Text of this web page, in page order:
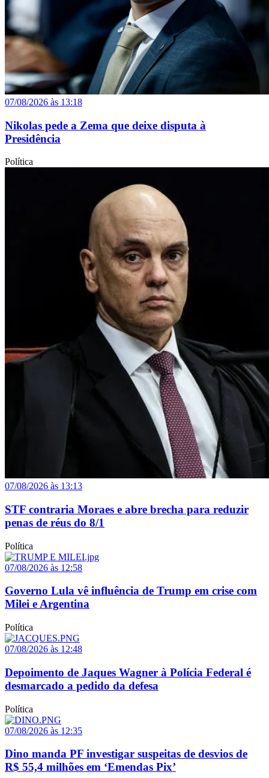
07/08/2026 às 13:18
Nikolas pede a Zema que deixe disputa à
Presidência
Política
07/08/2026 às 13:13
STF contraria Moraes e abre brecha para reduzir
penas de réus do 8/1
Política
07/08/2026 às 12:58
Governo Lula vê influência de Trump em crise com
Milei e Argentina
Política
07/08/2026 às 12:48
Depoimento de Jaques Wagner à Polícia Federal é
desmarcado a pedido da defesa
Política
07/08/2026 às 12:35
Dino manda PF investigar suspeitas de desvios de
R$ 55,4 milhões em ‘Emendas Pix’